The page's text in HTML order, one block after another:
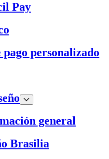
Pay
personalizado
general
Brasilia